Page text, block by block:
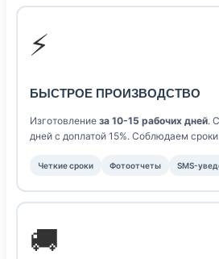
⚡
БЫСТРОЕ ПРОИЗВОДСТВО
Изготовление за 10-15 рабочих дней.
дней с доплатой 15%. Соблюдаем
Четкие сроки Фотоотчеты SMS-
🚚